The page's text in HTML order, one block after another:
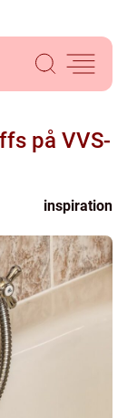
på VVS-
inspiration